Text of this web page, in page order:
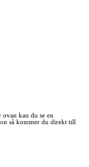
kan du se en
så kommer du direkt till